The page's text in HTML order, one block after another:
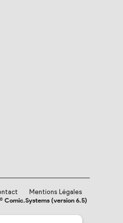
Mentions Légales
Comic.Systems (version 6.5)